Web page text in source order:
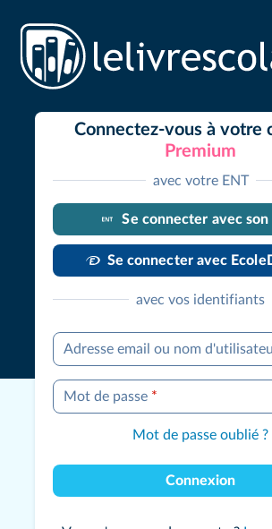
Connectez-vous à votre
Premium
avec votre ENT
Se connecter avec son
Se connecter avec
avec vos identifiants
Adresse email ou nom
Mot de passe *
Mot de passe oublié ?
Connexion